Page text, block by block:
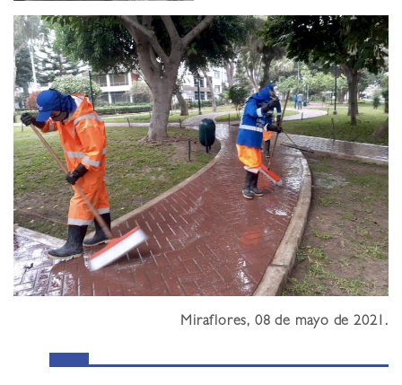
Miraflores, 08 de mayo de 2021.